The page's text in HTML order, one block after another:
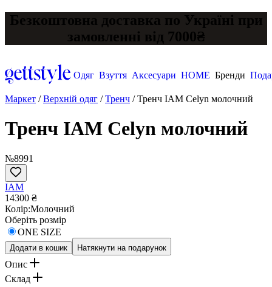
Безкоштовна доставка по Україні при
замовленні від 7000₴
Одяг Взуття Аксесуари HOME Бренди
Маркет /Верхній одяг /Тренч /Тренч IAM Celyn молочний
Тренч IAM Celyn молочний
№8991
IAM
14300 ₴
Колір:Молочний
Оберіть розмір
ONE SIZE
Додати в кошик Натякнути на подарунок
Опис
Склад